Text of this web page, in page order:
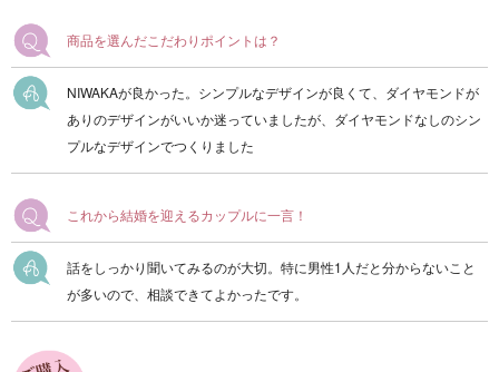
商品を選んだこだわりポイントは？
NIWAKAが良かった。シンプルなデザインが良くて、ダイヤモンドが
ありのデザインがいいか迷っていましたが、ダイヤモンドなしのシン
プルなデザインでつくりました
これから結婚を迎えるカップルに一言！
話をしっかり聞いてみるのが大切。特に男性1人だと分からないこと
が多いので、相談できてよかったです。